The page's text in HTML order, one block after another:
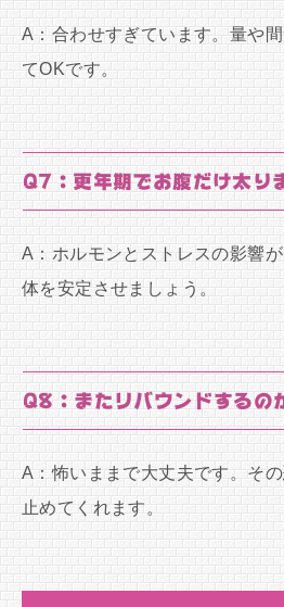
A：合わせすぎています。量や
てOKです。
Q7：更年期でお腹だけ太り
A：ホルモンとストレスの影響
体を安定させましょう。
Q8：またリバウンドするの
A：怖いままで大丈夫です。そ
止めてくれます。